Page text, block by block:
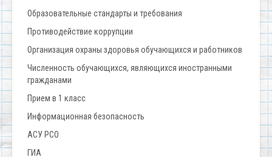
Образовательные стандарты и требования
Противодействие коррупции
Организация охраны здоровья обучающихся и работников
Численность обучающихся, являющихся иностранными
гражданами
Прием в 1 класс
Информационная безопасность
АСУ РСО
ГИА